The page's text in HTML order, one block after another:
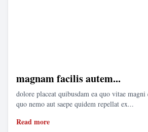
magnam facilis autem...
dolore placeat quibusdam ea quo vitae
quo nemo aut saepe quidem repellat ex...
Read more